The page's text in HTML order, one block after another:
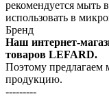
рекомендуется мыть
использовать в
Бренд
Наш интернет-
товаров LEFARD.
Поэтому
продукцию.
---------